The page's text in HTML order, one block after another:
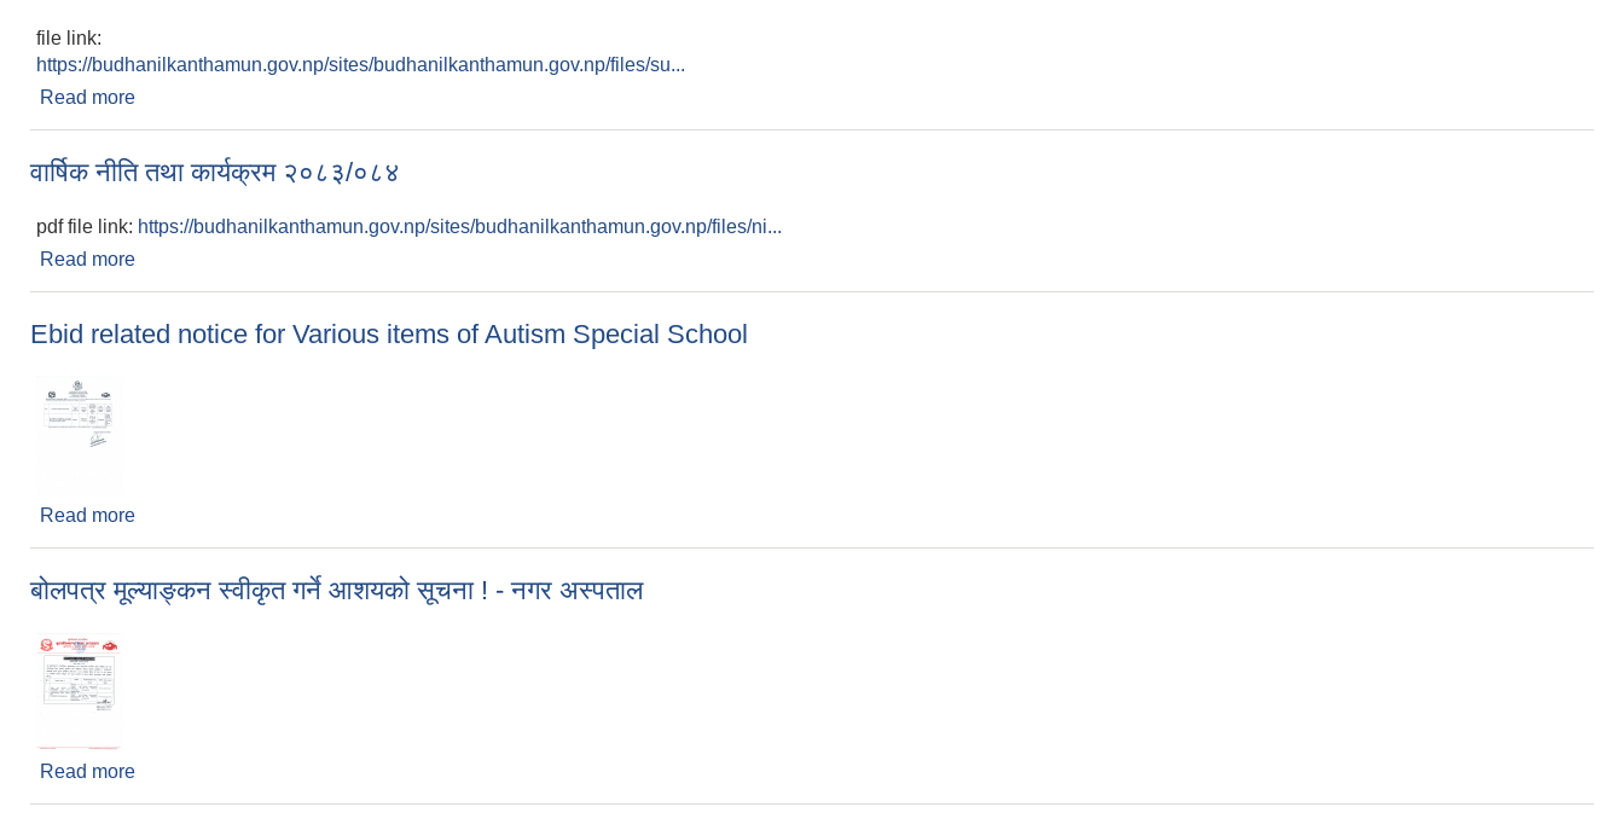
file link:
https://budhanilkanthamun.gov.np/sites/budhanilkanthamun.gov.np/files/su...
Read more
वार्षिक नीति तथा कार्यक्रम २०८३/०८४
pdf file link: https://budhanilkanthamun.gov.np/sites/budhanilkanthamun.gov.np/files/ni...
Read more
Ebid related notice for Various items of Autism Special School
Read more
बोलपत्र मूल्याङ्कन स्वीकृत गर्ने आशयको सूचना ! - नगर अस्पताल
Read more